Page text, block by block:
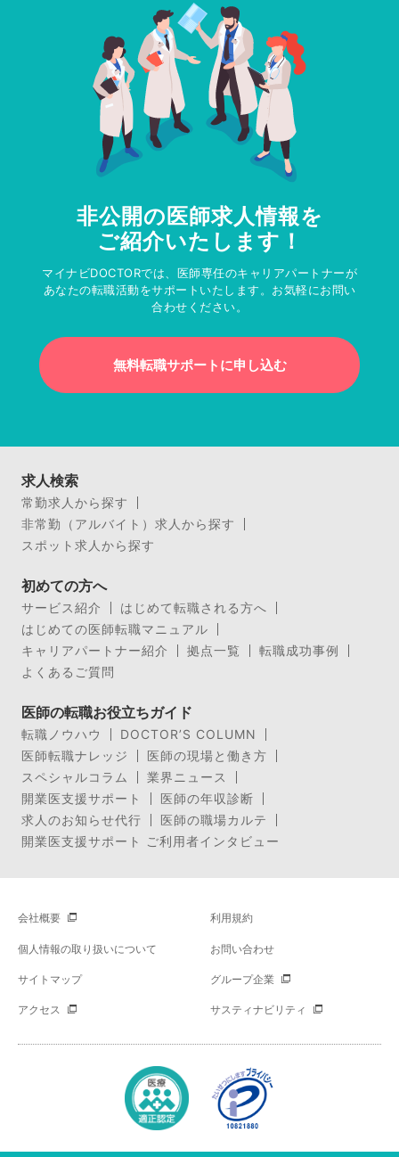
非公開の医師求人情報を
ご紹介いたします！
マイナビDOCTORでは、医師専任のキャリアパートナーが
あなたの転職活動をサポートいたします。お気軽にお問い
合わせください。
無料転職サポートに申し込む
求人検索
常勤求人から探す
非常勤（アルバイト）求人から探す
スポット求人から探す
初めての方へ
サービス紹介
はじめて転職される方へ
はじめての医師転職マニュアル
キャリアパートナー紹介
拠点一覧
転職成功事例
よくあるご質問
医師の転職お役立ちガイド
転職ノウハウ
DOCTOR’S COLUMN
医師転職ナレッジ
医師の現場と働き方
スペシャルコラム
業界ニュース
開業医支援サポート
医師の年収診断
求人のお知らせ代行
医師の職場カルテ
開業医支援サポート ご利用者インタビュー
会社概要 利用規約
個人情報の取り扱いについて お問い合わせ
サイトマップ グループ企業
アクセス サスティナビリティ